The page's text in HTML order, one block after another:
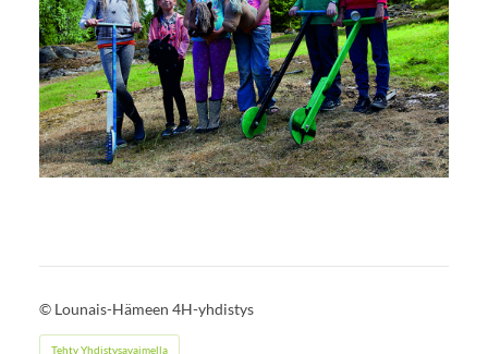
© Lounais-Hämeen 4H-yhdistys
Tehty Yhdistysavaimella